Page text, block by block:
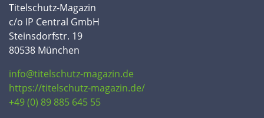
Titelschutz-Magazin
c/o IP Central GmbH
Steinsdorfstr. 19
80538 München
info@titelschutz-magazin.de
https://titelschutz-magazin.de/
+49 (0) 89 885 645 55